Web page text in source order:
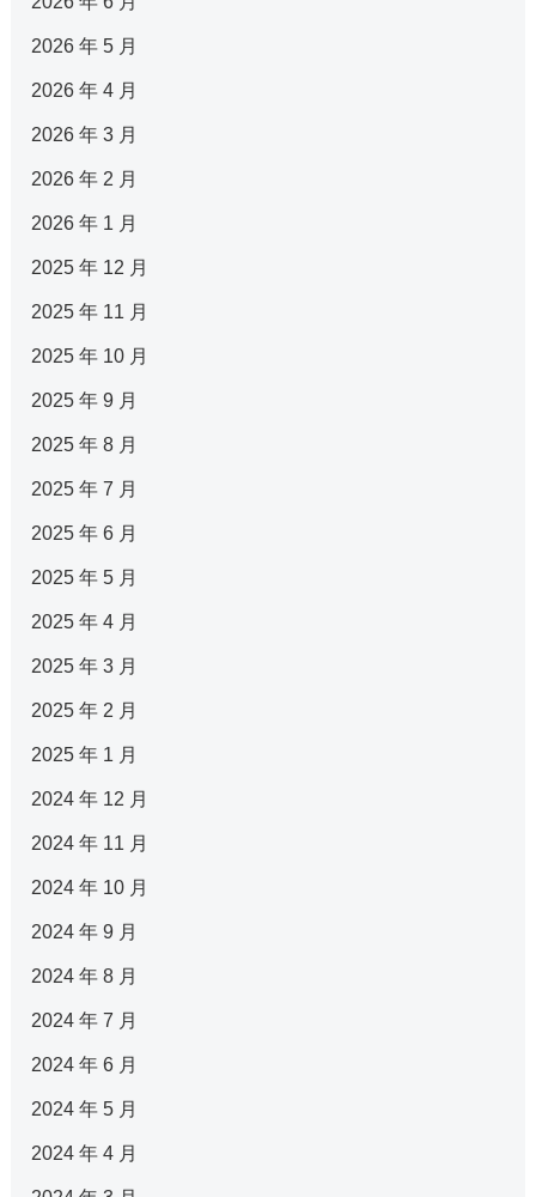
2026 年 5 月
2026 年 4 月
2026 年 3 月
2026 年 2 月
2026 年 1 月
2025 年 12 月
2025 年 11 月
2025 年 10 月
2025 年 9 月
2025 年 8 月
2025 年 7 月
2025 年 6 月
2025 年 5 月
2025 年 4 月
2025 年 3 月
2025 年 2 月
2025 年 1 月
2024 年 12 月
2024 年 11 月
2024 年 10 月
2024 年 9 月
2024 年 8 月
2024 年 7 月
2024 年 6 月
2024 年 5 月
2024 年 4 月